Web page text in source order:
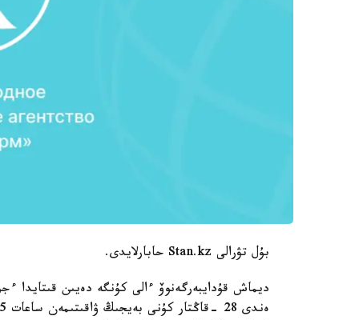
بۇل تۋرالى Stan.kz حابارلايدى.
ديماش قۇدايبەرگەنوۆ ءالى كۇنگە دەيىن قىتايدا